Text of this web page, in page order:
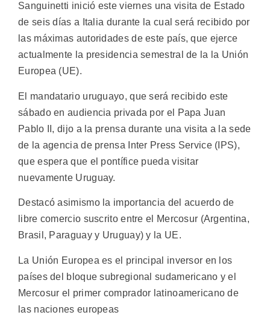
Sanguinetti inició este viernes una visita de Estado
de seis días a Italia durante la cual será recibido por
las máximas autoridades de este país, que ejerce
actualmente la presidencia semestral de la la Unión
Europea (UE).
El mandatario uruguayo, que será recibido este
sábado en audiencia privada por el Papa Juan
Pablo II, dijo a la prensa durante una visita a la sede
de la agencia de prensa Inter Press Service (IPS),
que espera que el pontífice pueda visitar
nuevamente Uruguay.
Destacó asimismo la importancia del acuerdo de
libre comercio suscrito entre el Mercosur (Argentina,
Brasil, Paraguay y Uruguay) y la UE.
La Unión Europea es el principal inversor en los
países del bloque subregional sudamericano y el
Mercosur el primer comprador latinoamericano de
las naciones europeas